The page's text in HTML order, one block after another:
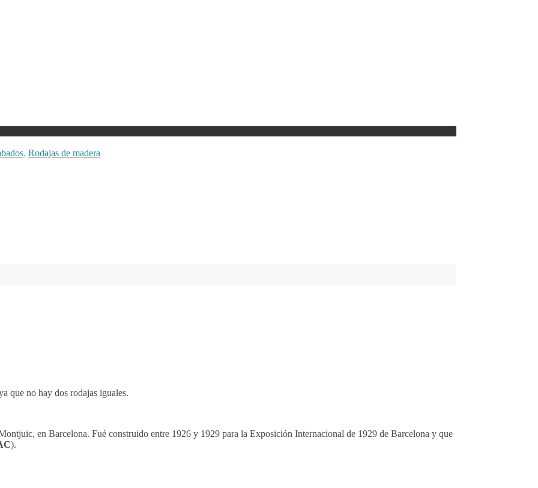
, Rodajas de madera
que no hay dos rodajas iguales.
en Barcelona. Fué construido entre 1926 y 1929 para la Exposición Internacional de 1929 de Barcelona y que
).